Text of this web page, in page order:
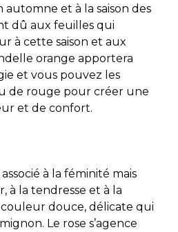
et à la saison des
dû aux feuilles qui
à cette saison et aux
orange apportera
et vous pouvez les
de rouge pour créer une
et de confort.
à la féminité mais
à la tendresse et à la
couleur douce, délicate qui
Le rose s’agence